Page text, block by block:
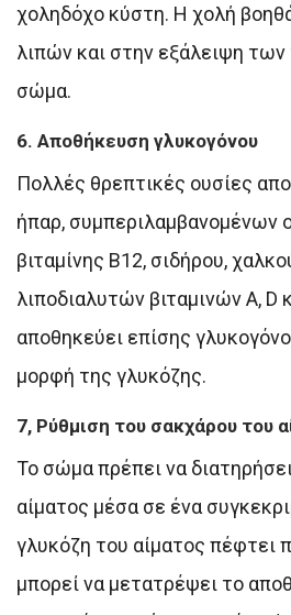
χοληδόχο κύστη. Η χολή
λιπών και στην εξάλειψη
σώμα.
6. Αποθήκευση γλυκογόνου
Πολλές θρεπτικές ουσίες
ήπαρ, συμπεριλαμβανομένων
βιταμίνης Β12, σιδήρου,
λιποδιαλυτών βιταμινών Α, D
αποθηκεύει επίσης
μορφή της γλυκόζης.
7, Ρύθμιση του σακχάρου του
Το σώμα πρέπει να
αίματος μέσα σε ένα
γλυκόζη του αίματος πέφτει
μπορεί να μετατρέψει το